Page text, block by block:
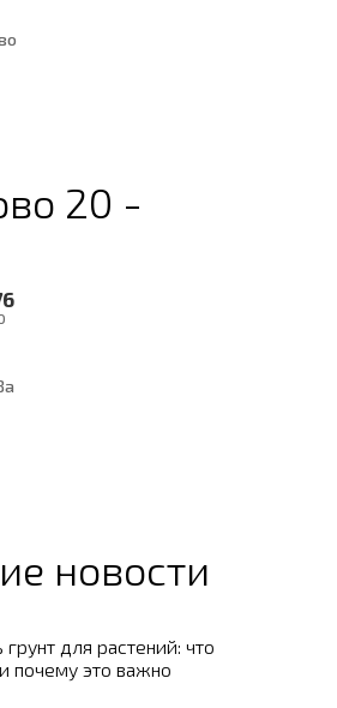
20 -
новости
для растений: что
почему это важно